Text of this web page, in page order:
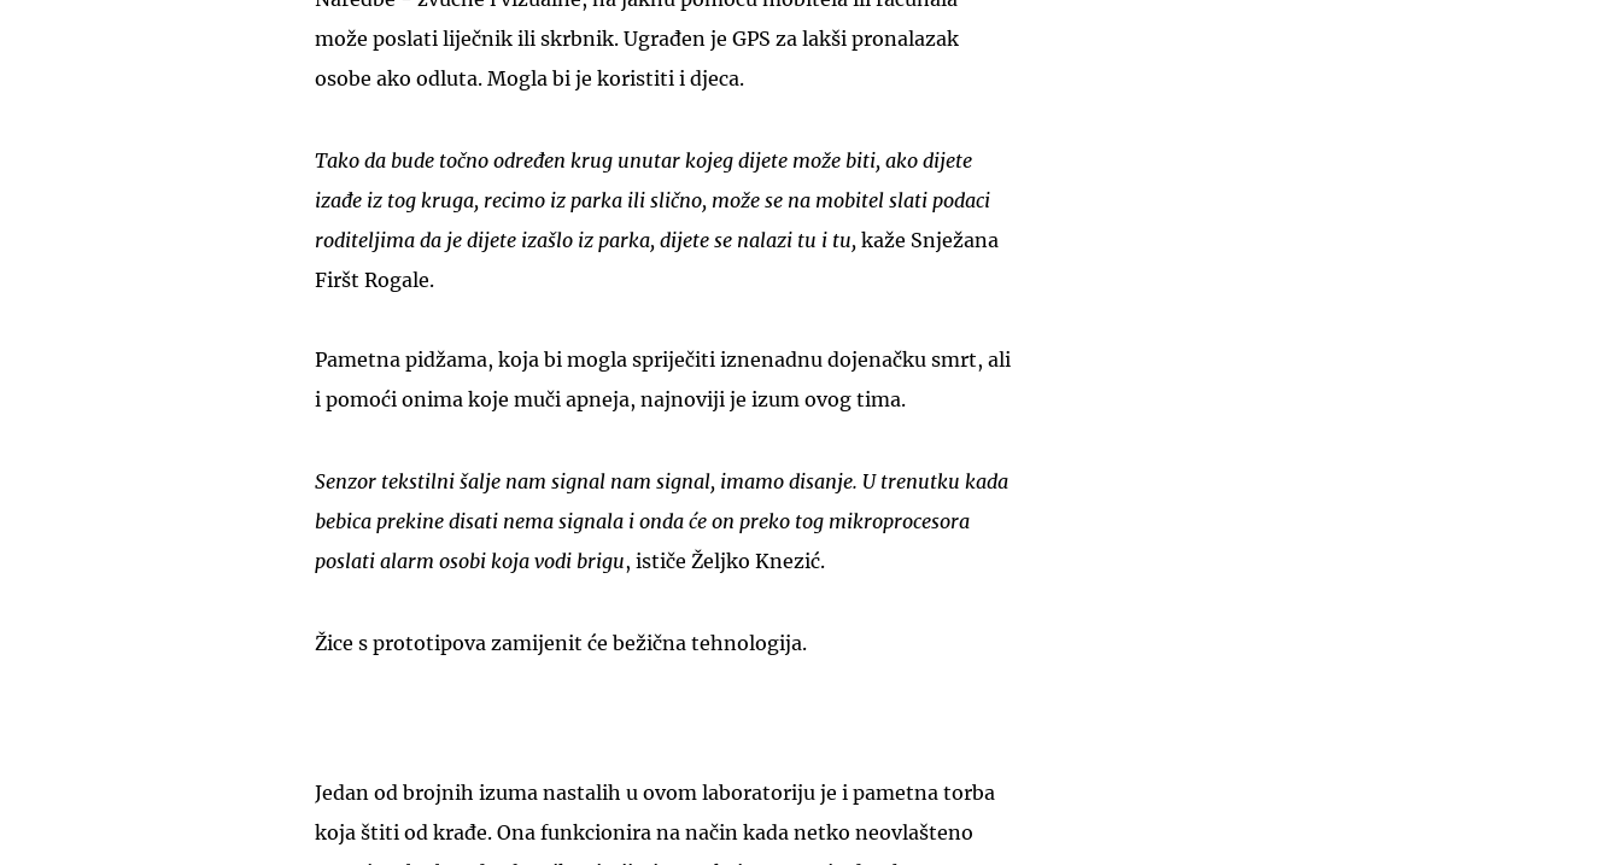
može poslati liječnik ili skrbnik. Ugrađen je GPS za lakši pronalazak
osobe ako odluta. Mogla bi je koristiti i djeca.
Tako da bude točno određen krug unutar kojeg dijete može biti, ako dijete
izađe iz tog kruga, recimo iz parka ili slično, može se na mobitel slati podaci
roditeljima da je dijete izašlo iz parka, dijete se nalazi tu i tu, kaže Snježana
Firšt Rogale.
Pametna pidžama, koja bi mogla spriječiti iznenadnu dojenačku smrt, ali
i pomoći onima koje muči apneja, najnoviji je izum ovog tima.
Senzor tekstilni šalje nam signal nam signal, imamo disanje. U trenutku kada
bebica prekine disati nema signala i onda će on preko tog mikroprocesora
poslati alarm osobi koja vodi brigu, ističe Željko Knezić.
Žice s prototipova zamijenit će bežična tehnologija.
Jedan od brojnih izuma nastalih u ovom laboratoriju je i pametna torba
koja štiti od krađe. Ona funkcionira na način kada netko neovlašteno